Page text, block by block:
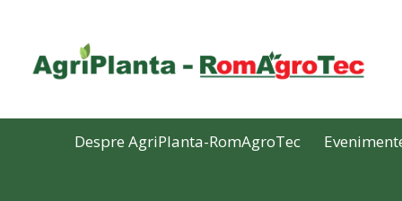
Despre AgriPlanta-RomAgroTec